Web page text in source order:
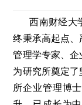
西南财经大
终秉承高起点
管理学专家、企
为研究所奠定
所企业管理博